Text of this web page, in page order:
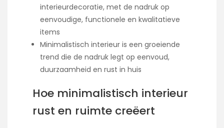
interieurdecoratie, met de nadruk op
eenvoudige, functionele en kwalitatieve
items
Minimalistisch interieur is een groeiende
trend die de nadruk legt op eenvoud,
duurzaamheid en rust in huis
Hoe minimalistisch interieur
rust en ruimte creëert